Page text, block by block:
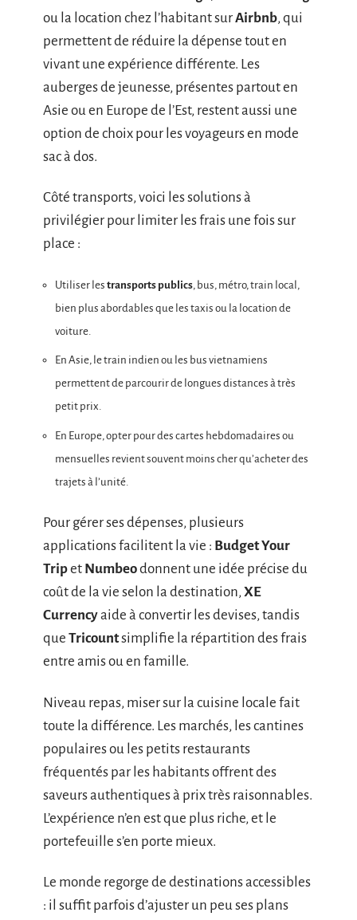
ou la location chez l’habitant surAirbnb, qui
permettent de réduire la dépense tout en
vivant une expérience différente. Les
auberges de jeunesse, présentes partout en
Asie ou en Europe de l’Est, restent aussi une
option de choix pour les voyageurs en mode
sac à dos.
Côté transports, voici les solutions à
privilégier pour limiter les frais une fois sur
place :
Utiliser les transports publics, bus, métro, train local,
bien plus abordables que les taxis ou la location de
voiture.
En Asie, le train indien ou les bus vietnamiens
permettent de parcourir de longues distances à très
petit prix.
En Europe, opter pour des cartes hebdomadaires ou
mensuelles revient souvent moins cher qu’acheter des
trajets à l’unité.
Pour gérer ses dépenses, plusieurs
applications facilitent la vie : Budget Your
Tripet Numbeodonnent une idée précise du
coût de la vie selon la destination,XE
Currencyaide à convertir les devises, tandis
que Tricountsimplifie la répartition des frais
entre amis ou en famille.
Niveau repas, miser sur la cuisine locale fait
toute la différence. Les marchés, les cantines
populaires ou les petits restaurants
fréquentés par les habitants offrent des
saveurs authentiques à prix très raisonnables.
L’expérience n’en est que plus riche, et le
portefeuille s’en porte mieux.
Le monde regorge de destinations accessibles
: il suffit parfois d’ajuster un peu ses plans